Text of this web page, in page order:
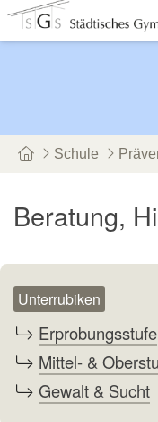
Personen
Schule
Beratung,
Unterrubiken
Erprobungsstufe
Mittel- &
Gewalt & Sucht